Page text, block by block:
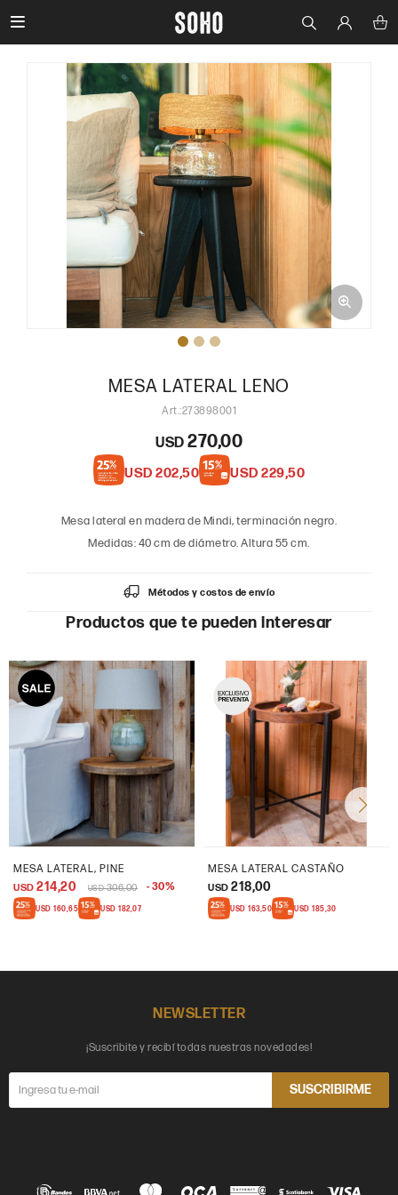

MESA LATERAL LENO
273898001
USD 270,00
USD 202,50 USD 229,50
Mesa lateral en madera de Mindi, terminación negro.
Medidas: 40 cm de diámetro. Altura 55 cm.
Métodos y costos de envío
Productos que te pueden interesar
MESA LATERAL, PINE
USD 214,20 USD 306,00 30
USD 160,65 USD 182,07
MESA LATERAL CASTAÑO
USD 218,00
USD 163,50 USD 185,30
NEWSLETTER
¡Suscribite y recibí todas nuestras novedades!
SUSCRIBIRME